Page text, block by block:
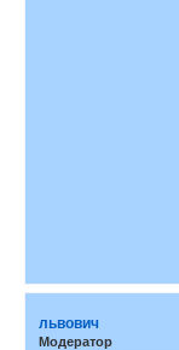
львович
Модератор